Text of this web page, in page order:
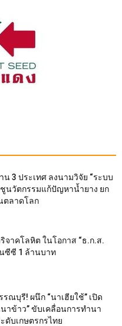
น 3 ประเทศ ลงนามวิจัย “ระบบ
ชูนวัตกรรมแก้ปัญหาน้ำยาง ยก
ตลาดโลก
จาคโลหิต ในโอกาส “ธ.ก.ส.
ซีซี 1 ล้านบาท
รณบุรี! ผนึก “นาเฮียใช้” เปิด
าข้าว” ขับเคลื่อนการทำนา
ดับเกษตรกรไทย